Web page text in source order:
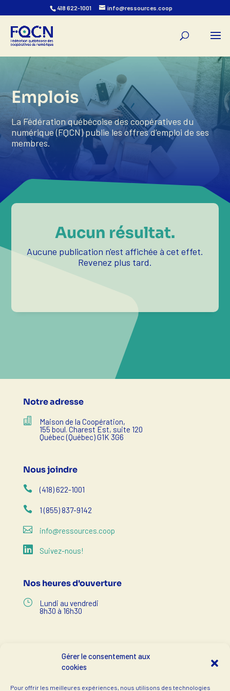
Gérer le consentement aux
cookies
Pour offrir les meilleures expériences, nous utilisons des technologies
418 622-1001 info@ressources.coop
Emplois
La Fédération québécoise des coopératives du
numérique (FQCN) publie les offres d’emploi de ses
membres.
Aucun résultat.
Aucune publication n'est affichée à cet effet.
Revenez plus tard.
Notre adresse

Maison de la Coopération,
155 boul. Charest Est, suite 120
Québec (Québec) G1K 3G6
Nous joindre
 (418) 622-1001
 1 (855) 837-9142
 info@ressources.coop
 Suivez-nous!
Nos heures d'ouverture
}
Lundi au vendredi
8h30 à 16h30
Devenir membre
$ Notre équipe